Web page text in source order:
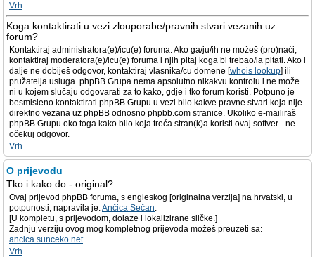
Vrh
Koga kontaktirati u vezi zlouporabe/pravnih stvari vezanih uz
forum?
Kontaktiraj administratora(e)/icu(e) foruma. Ako ga/ju/ih ne možeš (pro)naći,
kontaktiraj moderatora(e)/icu(e) foruma i njih pitaj koga bi trebao/la pitati. Ako i
dalje ne dobiješ odgovor, kontaktiraj vlasnika/cu domene [whois lookup] ili
pružatelja usluga. phpBB Grupa nema apsolutno nikakvu kontrolu i ne može
ni u kojem slučaju odgovarati za to kako, gdje i tko forum koristi. Potpuno je
besmisleno kontaktirati phpBB Grupu u vezi bilo kakve pravne stvari koja nije
direktno vezana uz phpBB odnosno phpbb.com stranice. Ukoliko e-mailiraš
phpBB Grupu oko toga kako bilo koja treća stran(k)a koristi ovaj softver - ne
očekuj odgovor.
Vrh
O prijevodu
Tko i kako do - original?
Ovaj prijevod phpBB foruma, s engleskog [originalna verzija] na hrvatski, u
potpunosti, napravila je:Ančica Sečan.
[U kompletu, s prijevodom, dolaze i lokalizirane sličke.]
Zadnju verziju ovog mog kompletnog prijevoda možeš preuzeti sa:
ancica.sunceko.net.
Vrh